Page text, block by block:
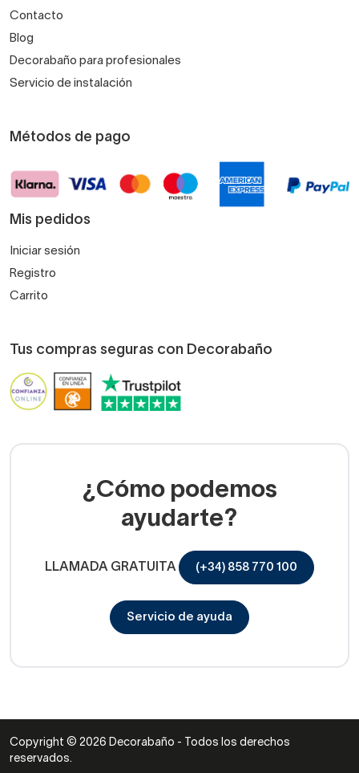
Contacto
Blog
Decorabaño para profesionales
Servicio de instalación
Métodos de pago
Mis pedidos
Iniciar sesión
Registro
Carrito
Tus compras seguras con Decorabaño
¿Cómo podemos
ayudarte?
LLAMADA GRATUITA (+34) 858 770 100
Servicio de ayuda
Copyright © 2026 Decorabaño - Todos los derechos
reservados.